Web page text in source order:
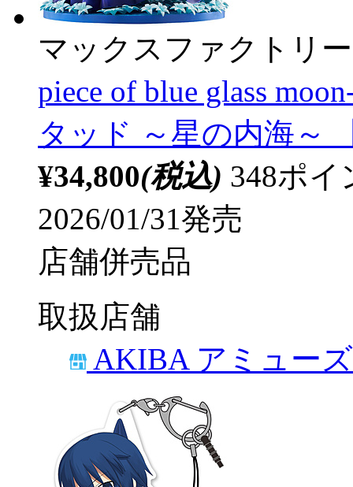
マックスファクトリー
piece of blue glass
タッド ～星の内海～
¥34,800(税込) 348ポ
2026/01/31発売
店舗併売品
取扱店舗
AKIBA アミュー